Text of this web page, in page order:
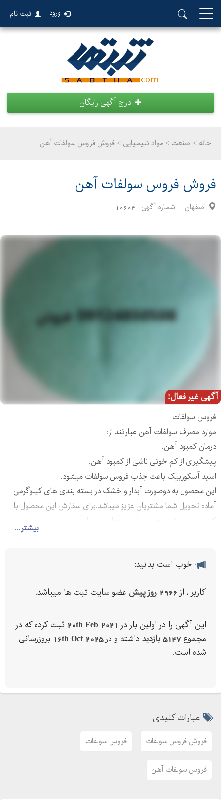
ورود ثبت نام
درج آگهی رایگان
خانه > صنعت > مواد شیمیایی > فروش فروس سولفات آهن
فروش فروس سولفات آهن
اصفهان شماره آگهی : 10604
آگهی غیر فعال!
بیشتر...
فروس سولفات
موارد مصرف سولفات آهن عبارتند از:
درمان کمبود آهن.
پیشگیری از کم خونی ناشی از کمبود آهن.
اسید آسکوربیک باعث جذب فروس سولفات میشود.
این محصول به دوصورت آبدار و خشک در بسته بندی های کیلوگرمی
آماده تحویل شما مشتریان عزیز میباشد.برای سفارش این محصول با
خوب است بدانید:
کاربر ، از 2966 روز پیش عضو سایت ثبت ها میباشد.
این آگهی را در اولین بار در 20th Feb 2021 ثبت کرده که در
مجموع5147 بازدید داشته و در16th Oct 2025 بروزرسانی
شده است.
عبارات کلیدی
فروش فروس سولفات فروس سولفات
فروس سولفات آهن